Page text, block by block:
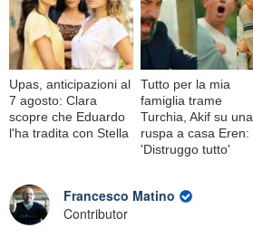
Upas, anticipazioni al
7 agosto: Clara
scopre che Eduardo
l'ha tradita con Stella
Tutto per la mia
famiglia trame
Turchia, Akif su una
ruspa a casa Eren:
'Distruggo tutto'
Francesco Matino
Contributor